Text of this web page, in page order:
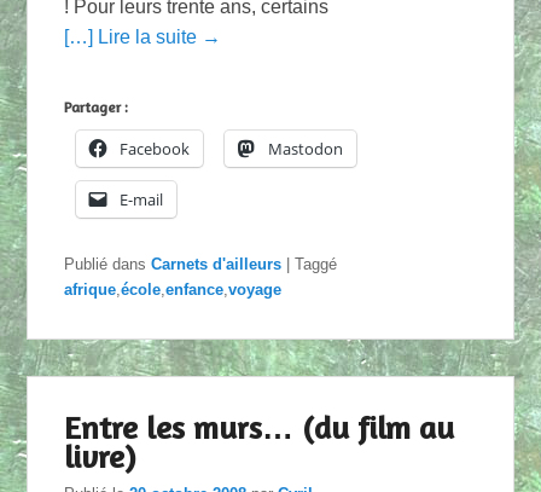
! Pour leurs trente ans, certains
[…] Lire la suite →
Partager :
Facebook Mastodon
E-mail
Publié dans Carnets d'ailleurs |Taggé
afrique,école,enfance,voyage
Entre les murs… (du film au
livre)